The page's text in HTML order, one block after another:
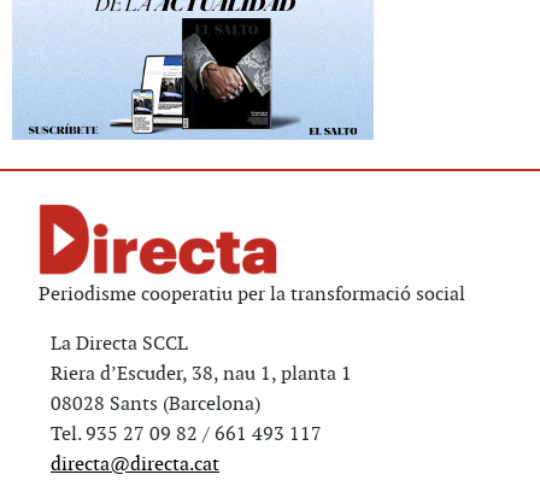
Periodisme cooperatiu per la transformació social
La Directa SCCL
Riera d’Escuder, 38, nau 1, planta 1
08028 Sants (Barcelona)
Tel. 935 27 09 82 / 661 493 117
directa@directa.cat